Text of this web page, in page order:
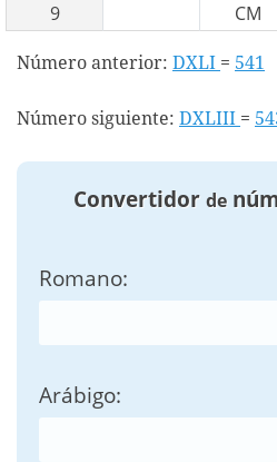
9
CM
Número anterior: DXLI = 541
Número siguiente: DXLIII =
Convertidor de
Romano:
Arábigo: